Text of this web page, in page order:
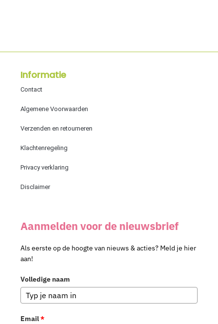
Informatie
Contact
Algemene Voorwaarden
Verzenden en retourneren
Klachtenregeling
Privacy verklaring
Disclaimer
Aanmelden voor de nieuwsbrief
Als eerste op de hoogte van nieuws & acties? Meld je hier
aan!
Volledige naam
Email*